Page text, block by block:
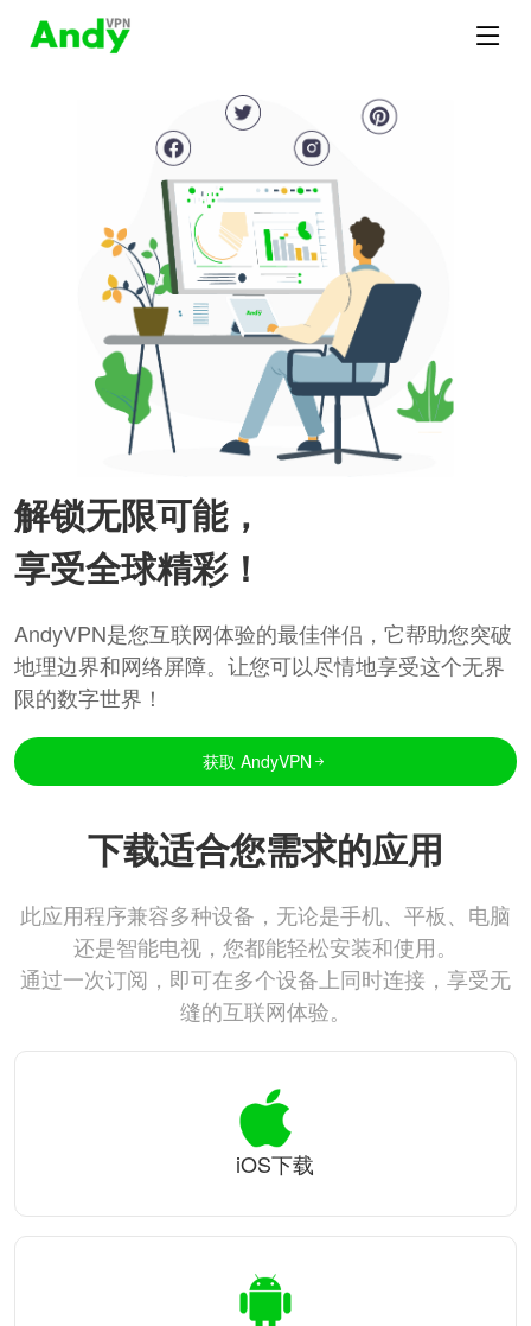
解锁无限可能，
享受全球精彩！
AndyVPN是您互联网体验的最佳伴侣，它帮助您突破
地理边界和网络屏障。让您可以尽情地享受这个无界
限的数字世界！
获取 AndyVPN
下载适合您需求的应用
此应用程序兼容多种设备，无论是手机、平板、电脑
还是智能电视，您都能轻松安装和使用。
通过一次订阅，即可在多个设备上同时连接，享受无
缝的互联网体验。
iOS下载